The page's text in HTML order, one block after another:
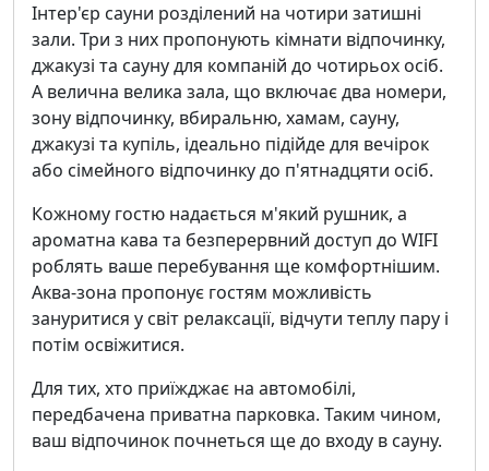
Інтер'єр сауни розділений на чотири затишні
зали. Три з них пропонують кімнати відпочинку,
джакузі та сауну для компаній до чотирьох осіб.
А велична велика зала, що включає два номери,
зону відпочинку, вбиральню, хамам, сауну,
джакузі та купіль, ідеально підійде для вечірок
або сімейного відпочинку до п'ятнадцяти осіб.
Кожному гостю надається м'який рушник, а
ароматна кава та безперервний доступ до WIFI
роблять ваше перебування ще комфортнішим.
Аква-зона пропонує гостям можливість
зануритися у світ релаксації, відчути теплу пару і
потім освіжитися.
Для тих, хто приїжджає на автомобілі,
передбачена приватна парковка. Таким чином,
ваш відпочинок почнеться ще до входу в сауну.